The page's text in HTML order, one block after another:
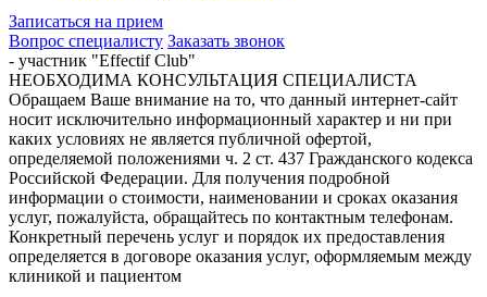
Записаться на прием
Вопрос специалисту Заказать звонок
- участник "Effectif Club"
НЕОБХОДИМА КОНСУЛЬТАЦИЯ СПЕЦИАЛИСТА
Обращаем Ваше внимание на то, что данный интернет-сайт
носит исключительно информационный характер и ни при
каких условиях не является публичной офертой,
определяемой положениями ч. 2 ст. 437 Гражданского кодекса
Российской Федерации. Для получения подробной
информации о стоимости, наименовании и сроках оказания
услуг, пожалуйста, обращайтесь по контактным телефонам.
Конкретный перечень услуг и порядок их предоставления
определяется в договоре оказания услуг, оформляемым между
клиникой и пациентом